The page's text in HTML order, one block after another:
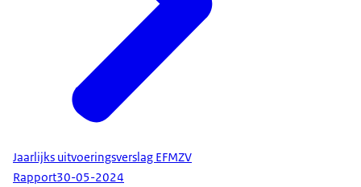
Jaarlijks uitvoeringsverslag EFMZV
Rapport30-05-2024